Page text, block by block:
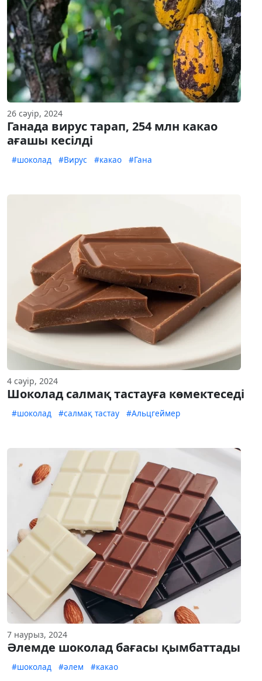
26 сәуір, 2024
Ганада вирус тарап, 254 млн какао
ағашы кесілді
#шоколад #Вирус #какао #Гана
4 сәуір, 2024
Шоколад салмақ тастауға көмектеседі
#шоколад #салмақ тастау #Альцгеймер
7 наурыз, 2024
Әлемде шоколад бағасы қымбаттады
#шоколад #әлем #какао